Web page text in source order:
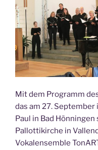
Mit dem Programm
das am 27.
Paul in Bad
Pallottikirche in
Vokalensemble